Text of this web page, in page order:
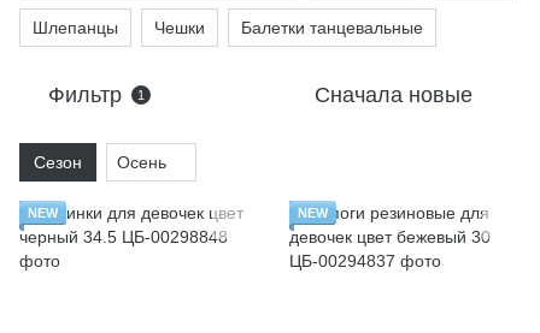
Шлепанцы Чешки Балетки танцевальные
Фильтр 1 Сначала новые
Сезон Осень
NEW NEW